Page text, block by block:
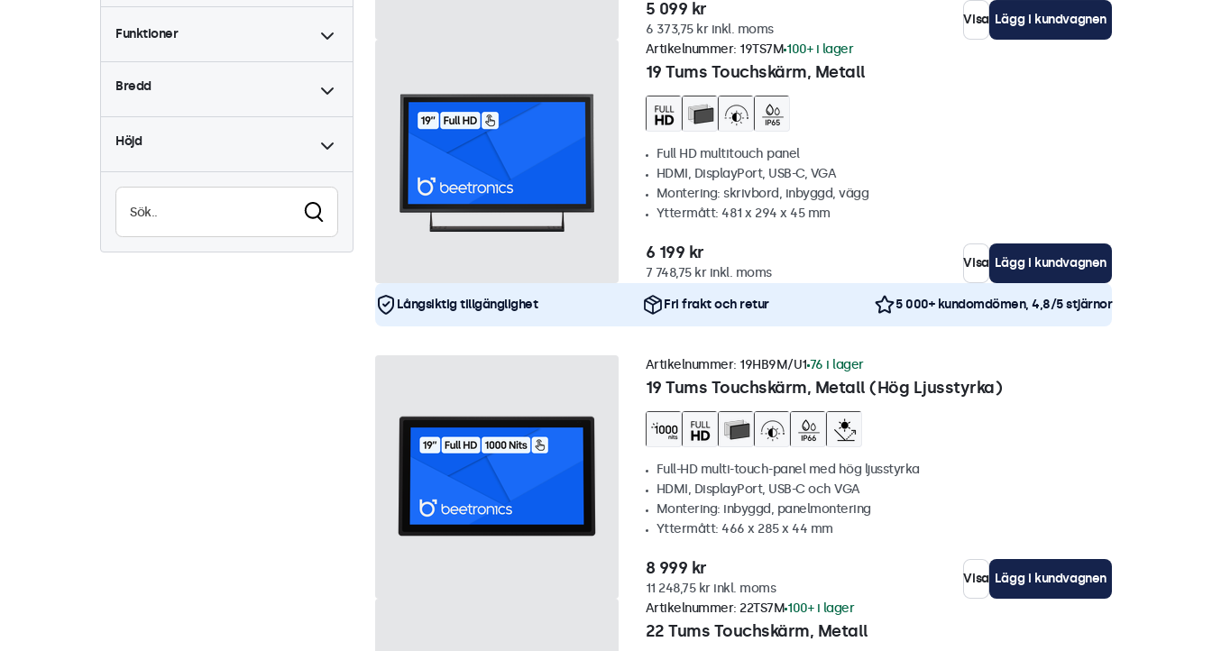
Funktioner
4:3 / 5:4
1
Dimning
12
Läsbar i solljus
5
24/7-Användning
12
Bredd
Höjd
5 099 kr
6 373,75 kr inkl. moms
Visa Lägg i kundvagnen
19 Tums Touchskärm, Metall
Artikelnummer: 19TS7M 100+ i lager
Full HD multitouch panel
HDMI, DisplayPort, USB-C, VGA
Montering: skrivbord, inbyggd, vägg
Yttermått: 481 x 294 x 45 mm
6 199 kr
7 748,75 kr inkl. moms
Visa Lägg i kundvagnen
Långsiktig tillgänglighet Fri frakt och retur 5 000+ kundomdömen, 4,8/5 stjärnor
19 Tums Touchskärm, Metall (Hög Ljusstyrka)
Artikelnummer: 19HB9M/U1 76 i lager
Full-HD multi-touch-panel med hög ljusstyrka
HDMI, DisplayPort, USB-C och VGA
Montering: inbyggd, panelmontering
Yttermått: 466 x 285 x 44 mm
8 999 kr
11 248,75 kr inkl. moms
Visa Lägg i kundvagnen
22 Tums Touchskärm, Metall
Artikelnummer: 22TS7M 100+ i lager